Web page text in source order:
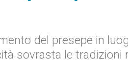
del presepe in
sovrasta le tradizioni